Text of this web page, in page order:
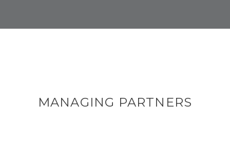
MANAGING PARTNERS